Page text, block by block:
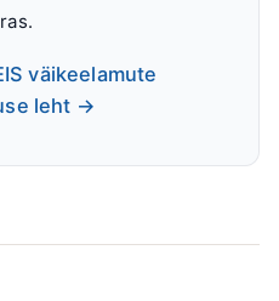
väikeelamute
leht →